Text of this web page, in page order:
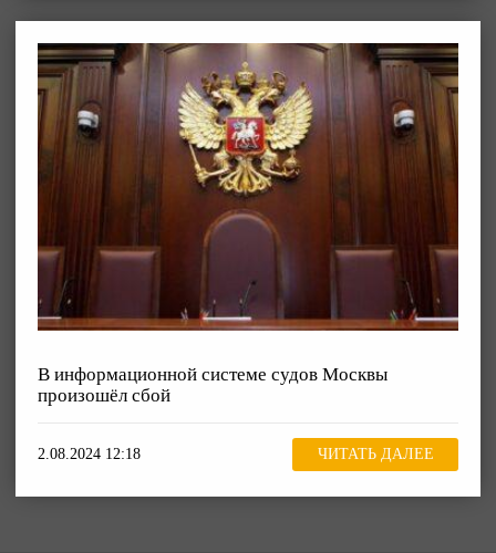
В информационной системе судов Москвы
произошёл сбой
2.08.2024 12:18 ЧИТАТЬ ДАЛЕЕ